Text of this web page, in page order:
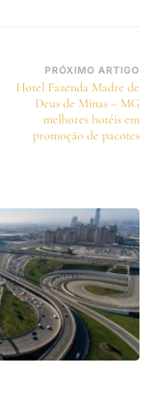
PRÓXIMO ARTIGO
Hotel Fazenda Madre de
Deus de Minas – MG
melhores hotéis em
promoção de pacotes